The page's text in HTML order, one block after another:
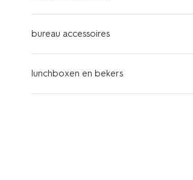
bureau accessoires
lunchboxen en bekers